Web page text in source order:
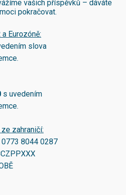
vašich příspěvků – dáváte
pokračovat.
Eurozóně:
slova
s uvedením
zahraničí:
8044 0287